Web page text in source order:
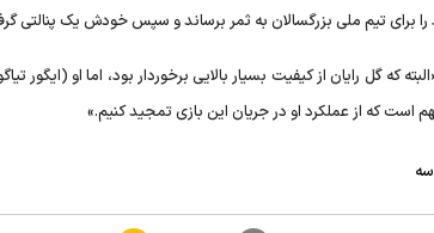
برای تیم ملی بزرگسالان به ثمر برساند و سپس خودش یک پنالتی
که گل رایان از کیفیت بسیار بالایی برخوردار بود، اما او
است که از عملکرد او در جریان این بازی تمجید کنیم.»